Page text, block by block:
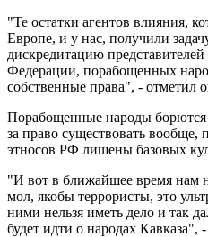
"Те остатки агентов влияния,
Европе, и у нас, получили
дискредитацию
Федерации, порабощенных
собственные права", - отметил
Порабощенные народы борются
за право существовать вообще,
этносов РФ лишены базовых
"И вот в ближайшее время нам
мол, якобы террористы, это
ними нельзя иметь дело и так
будет идти о народах Кавказа",